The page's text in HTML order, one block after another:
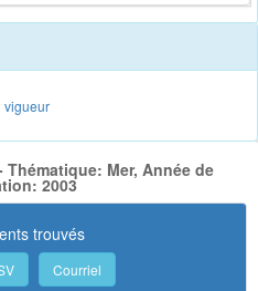
vigueur
Mer, Année de
2003
trouvés
Courriel